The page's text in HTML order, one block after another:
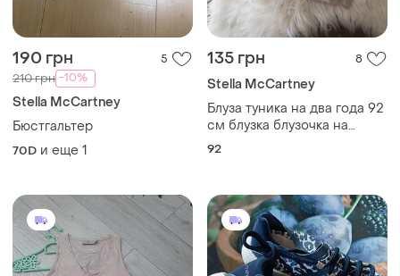
190 грн 5
210 грн -10%
Stella McCartney
Бюстгальтер
70D и еще 1
135 грн 8
Stella McCartney
Блуза туника на два года 92
см блузка блузочка на
девочку
92